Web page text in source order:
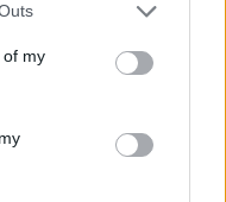
one or more Google
You may click to
its third-party tags to
in below Google
of my
laboral y económico en